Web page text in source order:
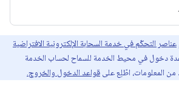
عناصر التحكّم في خدمة السحابة الإلكترونية الافتراضية
دخول في محيط الخدمة للسماح لحساب الخدمة
قواعد الدخول والخروج.